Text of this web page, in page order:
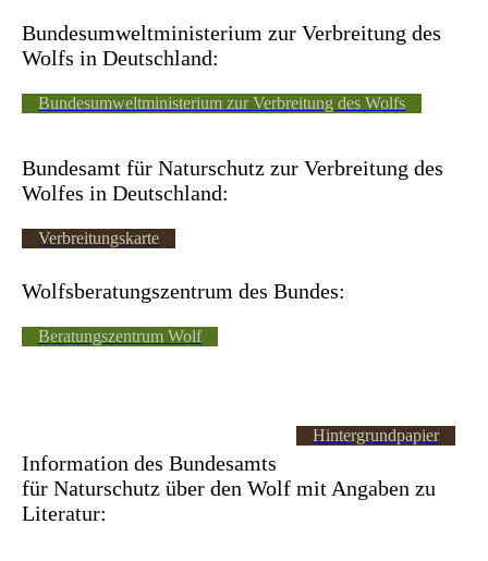
Bundesumweltministerium zur Verbreitung des
Wolfs in Deutschland:
Bundesumweltministerium zur Verbreitung des Wolfs
Bundesamt für Naturschutz zur Verbreitung des
Wolfes in Deutschland:
Verbreitungskarte
Wolfsberatungszentrum des Bundes:
Beratungszentrum Wolf
Hintergrundpapier
Information des Bundesamts
für Naturschutz über den Wolf mit Angaben zu
Literatur: